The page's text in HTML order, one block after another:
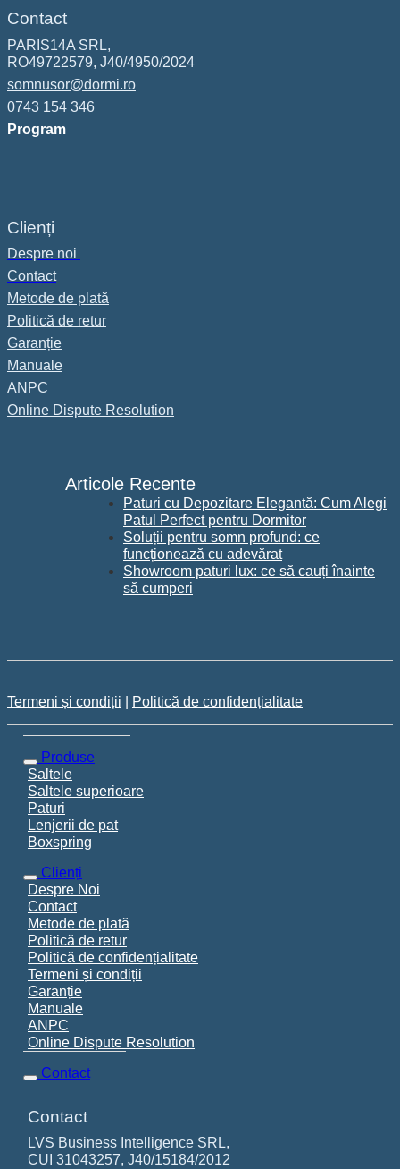
Contact
PARIS14A SRL,
RO49722579, J40/4950/2024
somnusor@dormi.ro
0743 154 346
Program
Clienți
Despre noi
Contact
Metode de plată
Politică de retur
Garanție
Manuale
ANPC
Online Dispute Resolution
Articole Recente
Paturi cu Depozitare Elegantă: Cum Alegi
Patul Perfect pentru Dormitor
Soluții pentru somn profund: ce
funcționează cu adevărat
Showroom paturi lux: ce să cauți înainte
să cumperi
Termeni și condiții Politică de confidențialitate
Produse
Saltele
Saltele superioare
Paturi
Lenjerii de pat
Boxspring
Clienți
Despre Noi
Contact
Metode de plată
Politică de retur
Politică de confidențialitate
Termeni și condiții
Garanție
Manuale
ANPC
Online Dispute Resolution
Contact
Contact
LVS Business Intelligence SRL,
CUI 31043257, J40/15184/2012